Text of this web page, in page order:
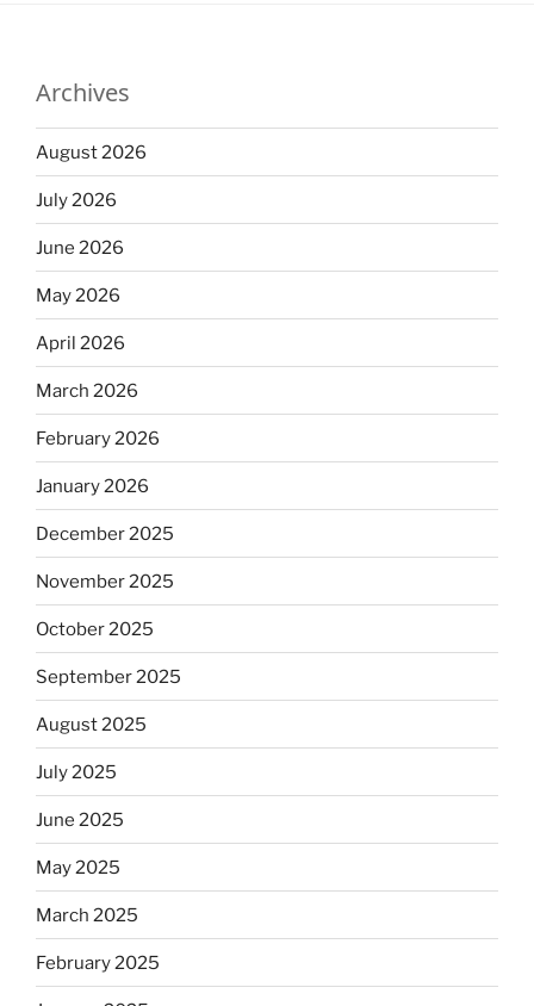
Archives
August 2026
July 2026
June 2026
May 2026
April 2026
March 2026
February 2026
January 2026
December 2025
November 2025
October 2025
September 2025
August 2025
July 2025
June 2025
May 2025
March 2025
February 2025